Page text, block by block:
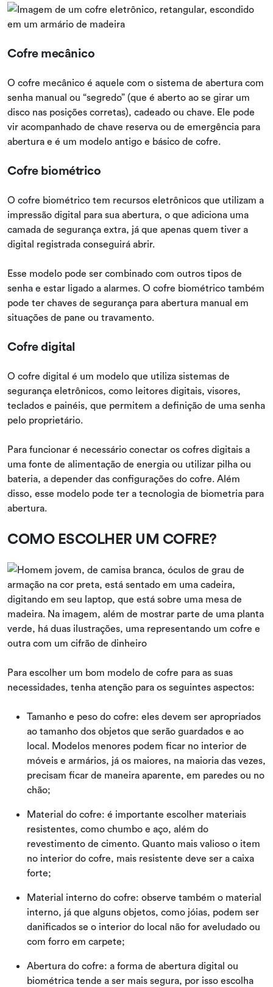
Cofre mecânico
O cofre mecânico é aquele com o sistema de abertura com
senha manual ou “segredo” (que é aberto ao se girar um
disco nas posições corretas), cadeado ou chave. Ele pode
vir acompanhado de chave reserva ou de emergência para
abertura e é um modelo antigo e básico de cofre.
Cofre biométrico
O cofre biométrico tem recursos eletrônicos que utilizam a
impressão digital para sua abertura, o que adiciona uma
camada de segurança extra, já que apenas quem tiver a
digital registrada conseguirá abrir.
Esse modelo pode ser combinado com outros tipos de
senha e estar ligado a alarmes. O cofre biométrico também
pode ter chaves de segurança para abertura manual em
situações de pane ou travamento.
Cofre digital
O cofre digital é um modelo que utiliza sistemas de
segurança eletrônicos, como leitores digitais, visores,
teclados e painéis, que permitem a definição de uma senha
pelo proprietário.
Para funcionar é necessário conectar os cofres digitais a
uma fonte de alimentação de energia ou utilizar pilha ou
bateria, a depender das configurações do cofre. Além
disso, esse modelo pode ter a tecnologia de biometria para
abertura.
COMO ESCOLHER UM COFRE?
Para escolher um bom modelo de cofre para as suas
necessidades, tenha atenção para os seguintes aspectos:
Tamanho e peso do cofre: eles devem ser apropriados
ao tamanho dos objetos que serão guardados e ao
local. Modelos menores podem ficar no interior de
móveis e armários, já os maiores, na maioria das vezes,
precisam ficar de maneira aparente, em paredes ou no
chão;
Material do cofre: é importante escolher materiais
resistentes, como chumbo e aço, além do
revestimento de cimento. Quanto mais valioso o item
no interior do cofre, mais resistente deve ser a caixa
forte;
Material interno do cofre: observe também o material
interno, já que alguns objetos, como jóias, podem ser
danificados se o interior do local não for aveludado ou
com forro em carpete;
Abertura do cofre: a forma de abertura digital ou
biométrica tende a ser mais segura, por isso escolha